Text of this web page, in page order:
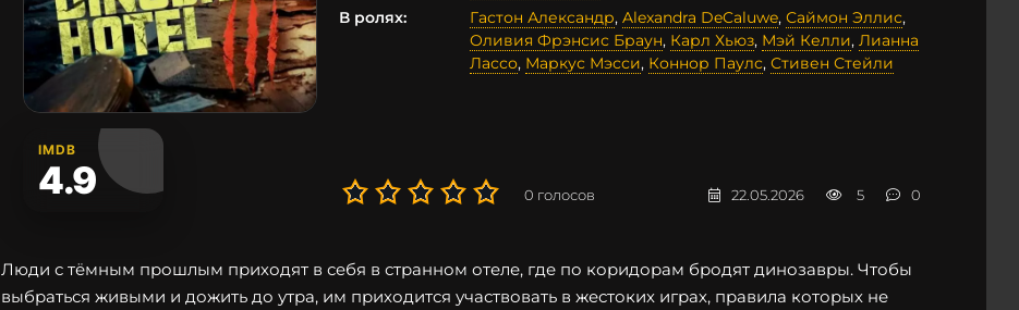
IMDB
4.9
В ролях:
Гастон Александр, Alexandra DeCaluwe, Саймон Эллис,
Оливия Фрэнсис Браун, Карл Хьюз, Мэй Келли, Лианна
Лассо, Маркус Мэсси, Коннор Паулс, Стивен Стейли
0 голосов 22.05.2026 5 0
Люди с тёмным прошлым приходят в себя в странном отеле, где по коридорам бродят динозавры. Чтобы
выбраться живыми и дожить до утра, им приходится участвовать в жестоких играх, правила которых не